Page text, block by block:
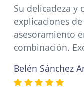
Su delicadeza y
explicaciones
asesoramiento
combinación.
Belén Sánchez